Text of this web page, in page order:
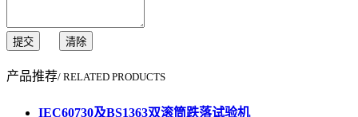
提交 清除
产品推荐/ RELATED PRODUCTS
IEC60730及BS1363双滚筒跌落试验机